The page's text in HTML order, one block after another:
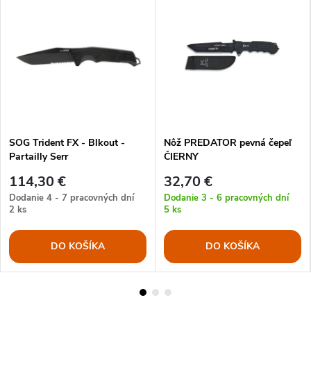
SOG Trident FX - Blkout -
Partailly Serr
114,30 €
Dodanie 4 - 7 pracovných dní
2 ks
DO KOŠÍKA
Nôž PREDATOR pevná čepeľ
ČIERNY
32,70 €
Dodanie 3 - 6 pracovných dní
5 ks
DO KOŠÍKA